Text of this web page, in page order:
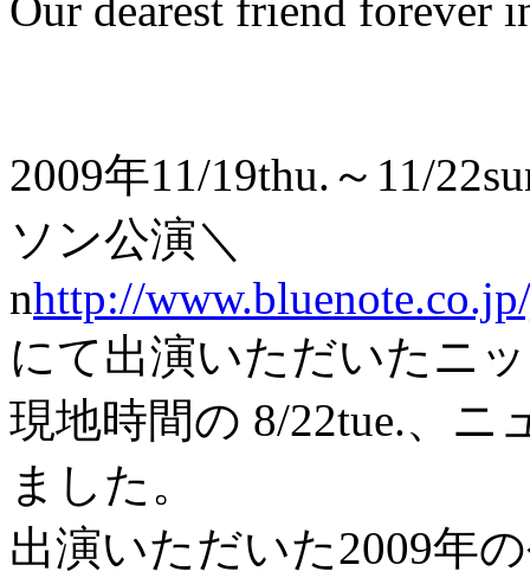
2009年11/19thu.～11/
ソン公演＼
nhttp://
にて出演いただいたニ
現地時間の 8/22tue.、
ました。
出演いただいた2009年